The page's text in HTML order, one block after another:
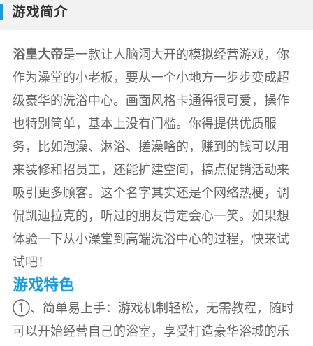
游戏简介
浴皇大帝是一款让人脑洞大开的模拟经营游戏，你
作为澡堂的小老板，要从一个小地方一步步变成超
级豪华的洗浴中心。画面风格卡通得很可爱，操作
也特别简单，基本上没有门槛。你得提供优质服
务，比如泡澡、淋浴、搓澡啥的，赚到的钱可以用
来装修和招员工，还能扩建空间，搞点促销活动来
吸引更多顾客。这个名字其实还是个网络热梗，调
侃凯迪拉克的，听过的朋友肯定会心一笑。如果想
体验一下从小澡堂到高端洗浴中心的过程，快来试
试吧！
游戏特色
①、简单易上手：游戏机制轻松，无需教程，随时
可以开始经营自己的浴室，享受打造豪华浴城的乐